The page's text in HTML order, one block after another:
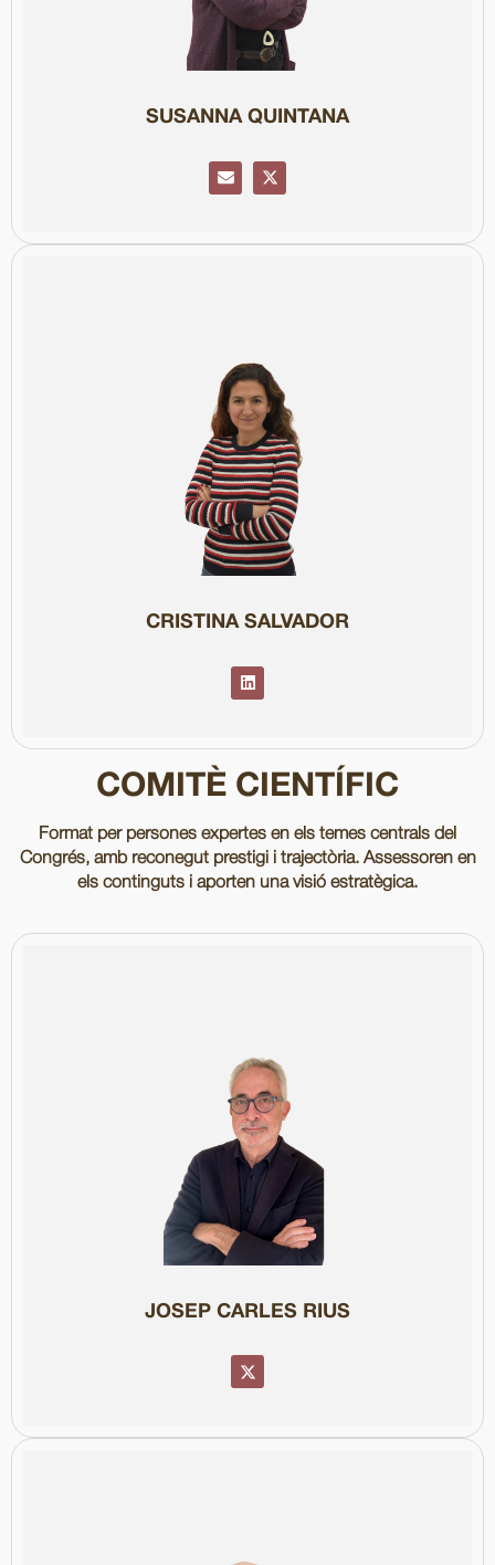
SUSANNA QUINTANA
en comunicació institucional. Ha estat responsable de
comunicació a diversos departaments de la Generalitat —
Governació, Interior i Salut— i va liderar l’Oficina del delegat del
Govern a Girona (2011-2017). També ha treballat als gabinets de
CRISTINA SALVADOR
negoci digital (EADA, ISDI). El 2000 va fundar la consultoria Both.
People & Comms, especialitzada en comunicació i transformació
organitzativa. Abans, va treballar en mitjans i va ser directora de
Comunicació de la Fundació Josep Carreras. Amb més de trenta
anys d’experiència, és una professional referent en comunicació
corporativa, lideratge, sostenibilitat i inclusió. El 2024 ha estat
reconeguda amb el Premi Nacional de Comunicació Corporativa.
És membre de la Junta del Col·legi i corresponsable del
Comunicació Corporativa.
Col·legiada número 00126
COMITÈ CIENTÍFIC
Format per persones expertes en els temes centrals del
Congrés, amb reconegut prestigi i trajectòria. Assessoren en
els continguts i aporten una visió estratègica.
JOSEP CARLES RIUS
doctor en Ciències de la Comunicació i Periodisme. Va ser degà
del Col·legi de Periodistes de Catalunya (2007-2010) i autor dels
llibres "Periodismo en reconstrucción" i "Periodismo y democracia
en la era de las emociones". Va ser sotsdirector de La Vanguardia
(1993-2009) i ha treballat a Público, TVE i El Periódico de
Catalunya. Va iniciar la seva carrera a la premsa del Camp de
Tarragona i durant vint-i-cinc anys va ser professor a la UAB.
Actualment presideix la Fundació Periodisme Plural.
Col·legiat núm. 86016